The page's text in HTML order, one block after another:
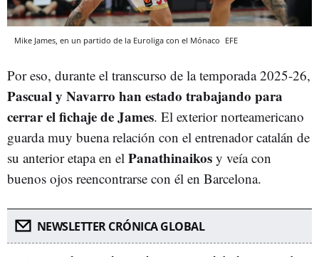
Mike James, en un partido de la Euroliga con el Mónaco EFE
Por eso, durante el transcurso de la temporada 2025-26,
Pascual y Navarro han estado trabajando para
cerrar el fichaje de James. El exterior norteamericano
guarda muy buena relación con el entrenador catalán de
su anterior etapa en el Panathinaikos y veía con
buenos ojos reencontrarse con él en Barcelona.
NEWSLETTER CRÓNICA GLOBAL